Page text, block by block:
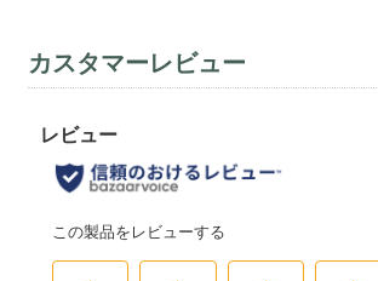
カスタマーレビュー